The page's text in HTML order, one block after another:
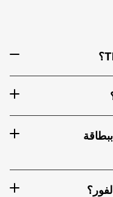
هل يمكنني شراء The Sandbox ببطاقة